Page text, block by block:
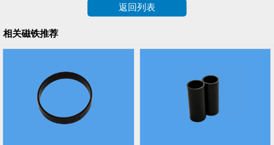
返回列表
相关磁铁推荐